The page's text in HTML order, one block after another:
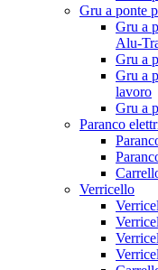
Gru a ponte
Gru a
Alu-
Gru a
Gru a
lavoro
Gru a
Paranco
Verricello